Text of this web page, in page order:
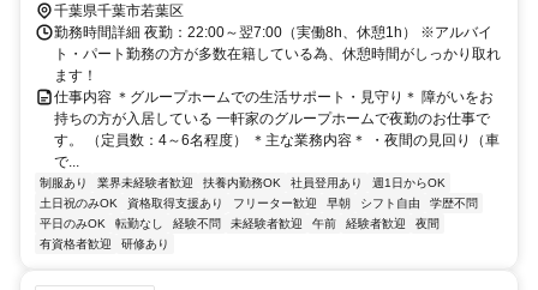
千葉県千葉市若葉区
勤務時間詳細 夜勤：22:00～翌7:00（実働8h、休憩1h） ※アルバイ
ト・パート勤務の方が多数在籍している為、休憩時間がしっかり取れ
ます！
仕事内容 ＊グループホームでの生活サポート・見守り＊ 障がいをお
持ちの方が入居している 一軒家のグループホームで夜勤のお仕事で
す。 （定員数：4～6名程度） ＊主な業務内容＊ ・夜間の見回り（車
で...
制服あり 業界未経験者歓迎 扶養内勤務OK 社員登用あり
週1日からOK
土日祝のみOK
資格取得支援あり フリーター歓迎 早朝 シフト自由
学歴不問
平日のみOK
転勤なし 経験不問 未経験者歓迎 午前 経験者歓迎
夜間
有資格者歓迎
研修あり